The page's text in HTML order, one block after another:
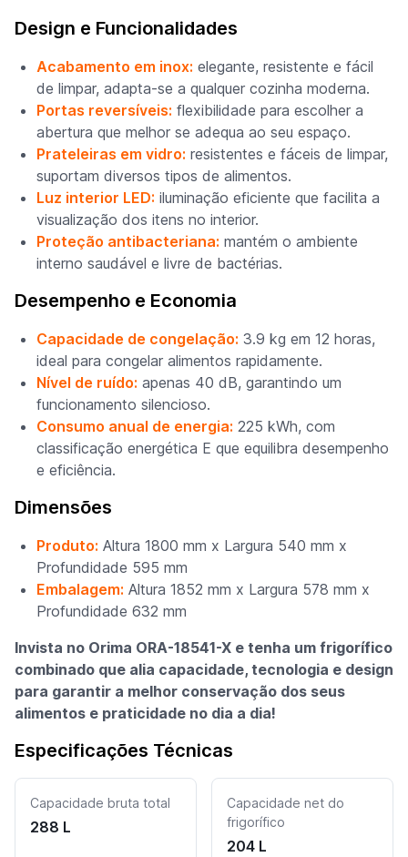
Design e Funcionalidades
Acabamento em inox: elegante, resistente e fácil
de limpar, adapta-se a qualquer cozinha moderna.
Portas reversíveis: flexibilidade para escolher a
abertura que melhor se adequa ao seu espaço.
Prateleiras em vidro: resistentes e fáceis de limpar,
suportam diversos tipos de alimentos.
Luz interior LED: iluminação eficiente que facilita a
visualização dos itens no interior.
Proteção antibacteriana: mantém o ambiente
interno saudável e livre de bactérias.
Desempenho e Economia
Capacidade de congelação: 3.9 kg em 12 horas,
ideal para congelar alimentos rapidamente.
Nível de ruído: apenas 40 dB, garantindo um
funcionamento silencioso.
Consumo anual de energia: 225 kWh, com
classificação energética E que equilibra desempenho
e eficiência.
Dimensões
Produto: Altura 1800 mm x Largura 540 mm x
Profundidade 595 mm
Embalagem: Altura 1852 mm x Largura 578 mm x
Profundidade 632 mm
Invista no Orima ORA-18541-X e tenha um frigorífico
combinado que alia capacidade, tecnologia e design
para garantir a melhor conservação dos seus
alimentos e praticidade no dia a dia!
Especificações Técnicas
Capacidade bruta total
288 L
Capacidade net do
frigorífico
204 L